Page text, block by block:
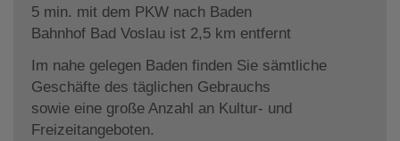
5 min. mit dem PKW nach Baden
Bahnhof Bad Voslau ist 2,5 km entfernt
Im nahe gelegen Baden finden Sie sämtliche
Geschäfte des täglichen Gebrauchs
sowie eine große Anzahl an Kultur- und
Freizeitangeboten.